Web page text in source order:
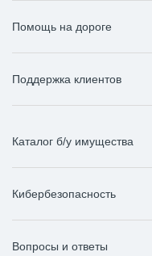
Помощь на дороге
Поддержка клиентов
Каталог б/у имущества
Кибербезопасность
Вопросы и ответы